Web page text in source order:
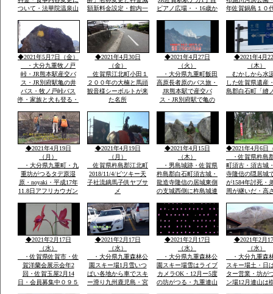
ついて・法華院温泉山
明・パソコン可・
hi/fiok/九重連山登山・
国内最大級のラムサー
ル湿原エリアなど
額新料金設定・館内一
荘27代目荘主・弘蔵岳
久より説明ご挨拶ご案
内いたします・家族で
レーズナブルで
ピアノ広場・・16歳か
ける人応援求
年佐賀鍋島１０
「多布施川河岬
園」トンボ王
◆2021年5月7日（金）
・大分九重牧ノ戸
峠・JR熊本駅産交バ
ス・JR別府駅亀の井
バス・牧ノ戸峠バス
停・家族と犬も登る・
ース
◆2021年4月30日
（金）
佐賀県江北町小田１
２００年の大楠と馬頭
観音様シーボルトが来
た名所
◆2021年4月27日
（火）
・大分県九重町飯田
高原長者原のバス旅・
JR熊本駅で産交バ
ス・JR別府駅で亀の
級ラムサール坊がつる
たではら湿原・ミヤマ
キリシマ九重連山法華
院温泉
◆2021年4月
（木）
むかしから水
した佐賀県遺産
島郡白石町「縫
◆2021年4月19日
（月）
・大分県九重町・九
重坊がつるタデ原湿
原・noyaki・平成17年
11.8日アフリカウガン
ル湿原にタデ原３８
ha・坊がつる５３ha・
九重の自然をまのる会
◆2021年4月19日
（月）
佐賀県杵島郡江北町
2018/11/4/ビツキー天
子社流鏑馬子供ヤブサ
メ
◆2021年4月15日
（木）
・男島城跡・佐賀県
杵島郡白石町須古城・
龍造寺隆信の居城東側
の支城西側に杵島城連
鎮西屈指の堅城
◆2021年4月6日
・佐賀県杵島
町須古・須古城
寺隆信の隠居城
が1584年討死・
周が継いだ・高
２年天文年間か
年築城
◆2021年2月17日
（水）
・佐賀県佐賀市・佐
賀洋蘭会展示会年2
回・佐賀玉屋2月14
日・会員募集中０９５
◆2021年2月17日
（水）
・大分県九重森林公
園スキー場1月雪いつ
ぱい各地から車でスキ
ー滑り九州鹿児島・宮
◆2021年2月17日
（水）
・大分県九重森林公
園スキー場雪はライブ
カメラOK・12月ー5度
の坊がつる・九重連山
◆2021年2月
（水）
・大分九重森
スキー場土・日
ター営業・坊が
ン場12月連山は